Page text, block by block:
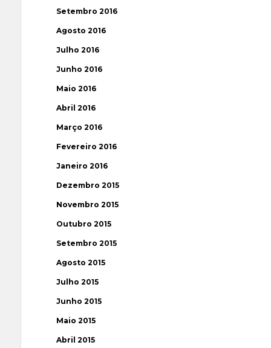
Setembro 2016
Agosto 2016
Julho 2016
Junho 2016
Maio 2016
Abril 2016
Março 2016
Fevereiro 2016
Janeiro 2016
Dezembro 2015
Novembro 2015
Outubro 2015
Setembro 2015
Agosto 2015
Julho 2015
Junho 2015
Maio 2015
Abril 2015